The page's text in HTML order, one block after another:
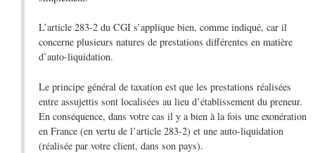
L’article 283-2 du CGI s’applique bien, comme indiqué, car il
concerne plusieurs natures de prestations différentes en matière
d’auto-liquidation.
Le principe général de taxation est que les prestations réalisées
entre assujettis sont localisées au lieu d’établissement du preneur.
En conséquence, dans votre cas il y a bien à la fois une exonération
en France (en vertu de l’article 283-2) et une auto-liquidation
(réalisée par votre client, dans son pays).